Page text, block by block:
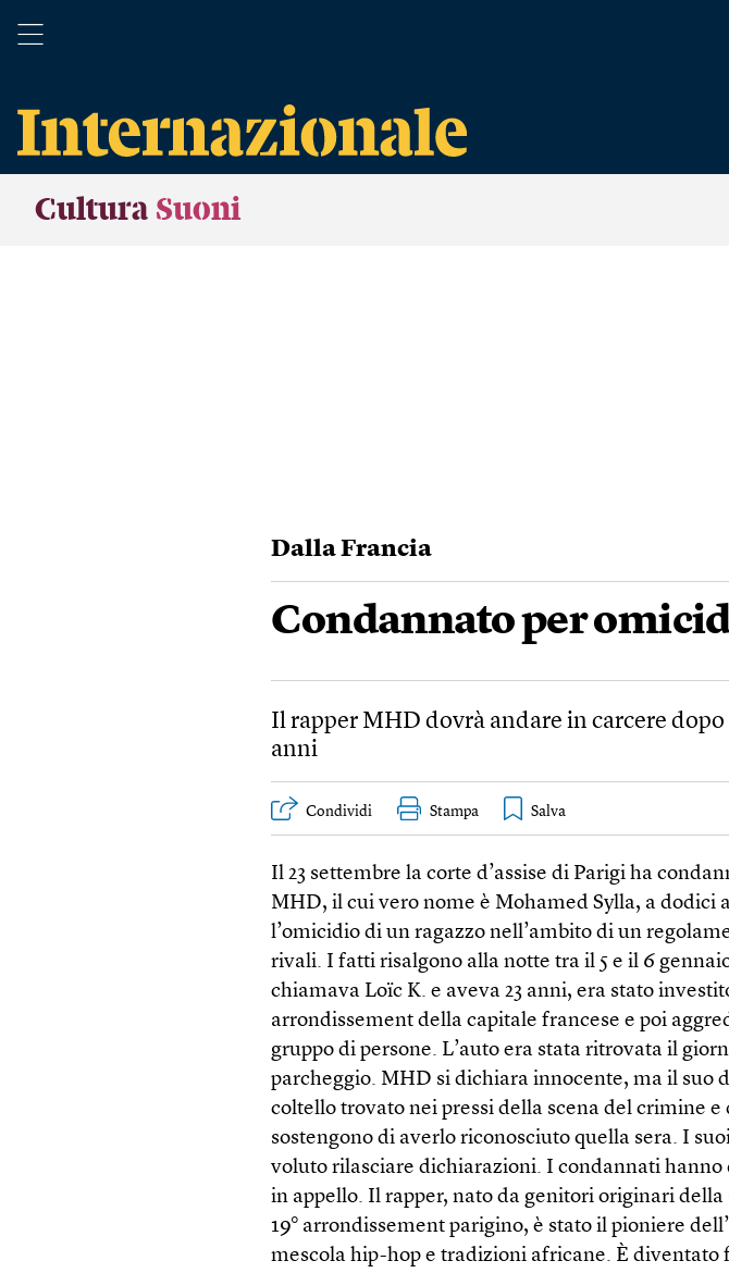
Cultura Suoni
Dalla Francia
Condannato per
Il rapper MHD dovrà andare in carcere dopo
anni
Condividi Stampa
Il 23 settembre la corte d’assise di Parigi ha
MHD, il cui vero nome è Mohamed Sylla, a dodici
l’omicidio di un ragazzo nell’ambito di un
rivali. I fatti risalgono alla notte tra il 5 e il 6
chiamava Loïc K. e aveva 23 anni, era stato
arrondissement della capitale francese e poi
gruppo di persone. L’auto era stata ritrovata il
parcheggio. MHD si dichiara innocente, ma il suo
coltello trovato nei pressi della scena del crimine
sostengono di averlo riconosciuto quella sera. I
voluto rilasciare dichiarazioni. I condannati
in appello. Il rapper, nato da genitori originari della
19° arrondissement parigino, è stato il pioniere
mescola hip-hop e tradizioni africane. È diventato